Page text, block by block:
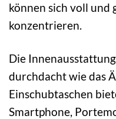
können sich voll und
konzentrieren.
Die
durchdacht wie das
Einschubtaschen
Smartphone,